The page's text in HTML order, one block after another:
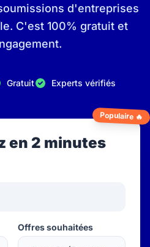
d'entreprises
C'est 100% gratuit et
Gratuit Experts vérifiés
Populaire 🔥
en 2 minutes
Offres souhaitées